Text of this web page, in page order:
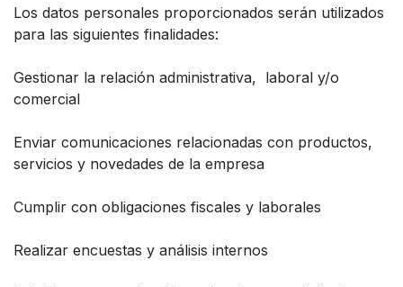
Los datos personales proporcionados serán utilizados
para las siguientes finalidades:
Gestionar la relación administrativa, laboral y/o
comercial
Enviar comunicaciones relacionadas con productos,
servicios y novedades de la empresa
Cumplir con obligaciones fiscales y laborales
Realizar encuestas y análisis internos